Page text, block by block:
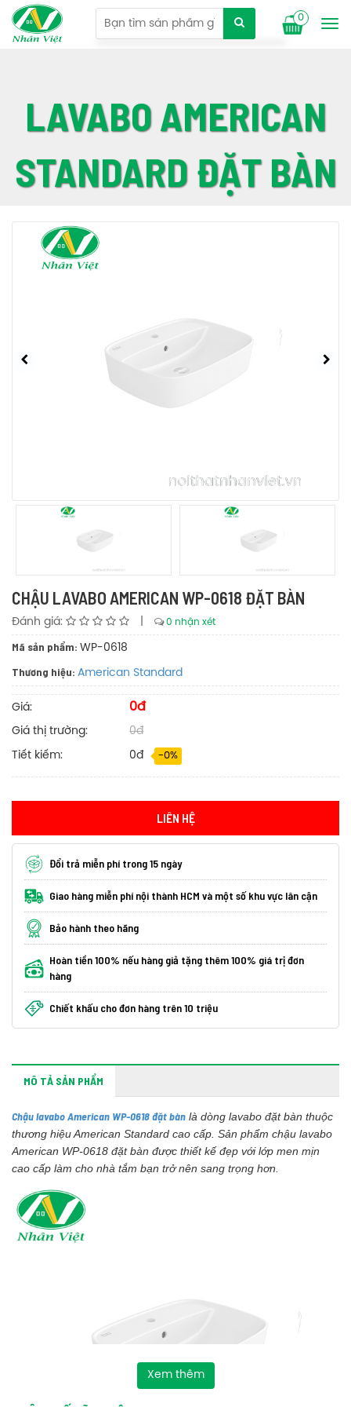
0
LAVABO AMERICAN
STANDARD ĐẶT BÀN
CHẬU LAVABO AMERICAN WP-0618 ĐẶT BÀN
Đánh giá: 0 nhận xét
Mã sản phẩm: WP-0618
Thương hiệu: American Standard
Giá: 0đ
Giá thị trường: 0đ
Tiết kiếm: 0đ -0%
LIÊN HỆ
Đổi trả miễn phí trong 15 ngày
Giao hàng miễn phí nội thành HCM và một số khu vực lân cận
Bảo hành theo hãng
Hoàn tiền 100% nếu hàng giả tặng thêm 100% giá trị đơn
hàng
Chiết khấu cho đơn hàng trên 10 triệu
MÔ TẢ SẢN PHẨM
Chậu lavabo American WP-0618 đặt bàn là dòng lavabo đặt bàn thuộc
thương hiệu American Standard cao cấp. Sản phẩm chậu lavabo
American WP-0618 đặt bàn được thiết kế đẹp với lớp men mịn
cao cấp làm cho nhà tắm bạn trở nên sang trọng hơn.
Xem thêm